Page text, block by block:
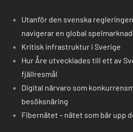
Utanför den svenska
navigerar en global spelmarknad
Kritisk infrastruktur i Sverige
Hur Åre utvecklades till ett av
fjällresmål
Digital närvaro som
besöksnäring
Fibernätet – nätet som bär upp